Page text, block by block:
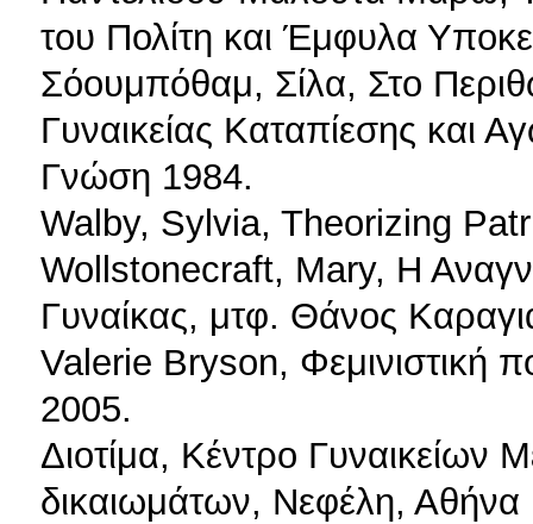
του Πολίτη και Έμφυλα
Σόουμπόθαμ, Σίλα, Στο
Γυναικείας Καταπίεσης και
Γνώση 1984.
Walby, Sylvia, Theorizing
Wollstonecraft, Mary, Η
Γυναίκας, μτφ. Θάνος
Valerie Bryson, Φεμινιστική
2005.
Διοτίμα, Κέντρο
δικαιωμάτων, Νεφέλη, Αθήνα